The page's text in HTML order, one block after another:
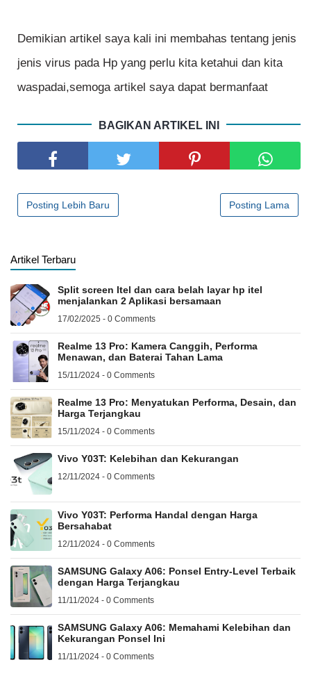
Demikian artikel saya kali ini membahas tentang jenis
jenis virus pada Hp yang perlu kita ketahui dan kita
waspadai,semoga artikel saya dapat bermanfaat
BAGIKAN ARTIKEL INI
Posting Lebih Baru Posting Lama
Artikel Terbaru
Split screen Itel dan cara belah layar hp itel
menjalankan 2 Aplikasi bersamaan
17/02/2025 - 0 Comments
Realme 13 Pro: Kamera Canggih, Performa
Menawan, dan Baterai Tahan Lama
15/11/2024 - 0 Comments
Realme 13 Pro: Menyatukan Performa, Desain, dan
Harga Terjangkau
15/11/2024 - 0 Comments
Vivo Y03T: Kelebihan dan Kekurangan
12/11/2024 - 0 Comments
Vivo Y03T: Performa Handal dengan Harga
Bersahabat
12/11/2024 - 0 Comments
SAMSUNG Galaxy A06: Ponsel Entry-Level Terbaik
dengan Harga Terjangkau
11/11/2024 - 0 Comments
SAMSUNG Galaxy A06: Memahami Kelebihan dan
Kekurangan Ponsel Ini
11/11/2024 - 0 Comments